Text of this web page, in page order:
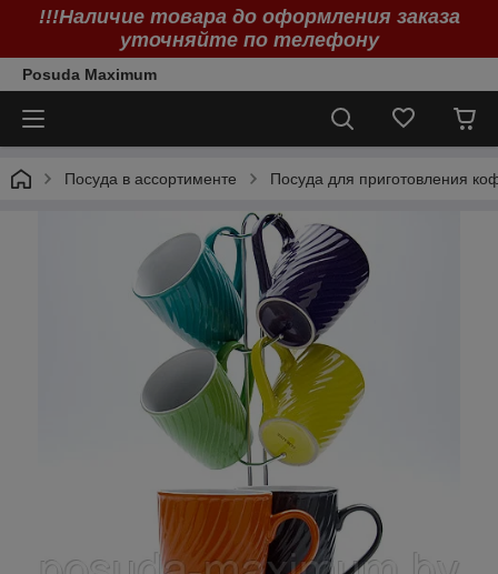
!!!Наличие товара до оформления заказа
уточняйте по телефону
Posuda Maximum
Посуда в ассортименте Посуда для приготовления